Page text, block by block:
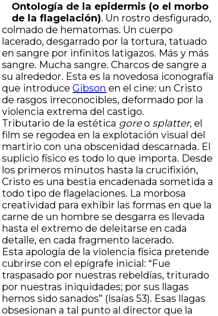
Ontología de la epidermis (o el morbo
de la flagelación). Un rostro desfigurado,
colmado de hematomas. Un cuerpo
lacerado, desgarrado por la tortura, tatuado
en sangre por infinitos latigazos. Más y más
sangre. Mucha sangre. Charcos de sangre a
su alrededor. Esta es la novedosa iconografía
que introduceGibson en el cine: un Cristo
de rasgos irreconocibles, deformado por la
violencia extrema del castigo.
Tributario de la estética goreo splatter, el
film se regodea en la explotación visual del
martirio con una obscenidad descarnada. El
suplicio físico es todo lo que importa. Desde
los primeros minutos hasta la crucifixión,
Cristo es una bestia encadenada sometida a
todo tipo de flagelaciones. La morbosa
creatividad para exhibir las formas en que la
carne de un hombre se desgarra es llevada
hasta el extremo de deleitarse en cada
detalle, en cada fragmento lacerado.
Esta apología de la violencia física pretende
cubrirse con el epígrafe inicial: “Fue
traspasado por nuestras rebeldías, triturado
por nuestras iniquidades; por sus llagas
hemos sido sanados” (Isaías 53). Esas llagas
obsesionan a tal punto al director que la